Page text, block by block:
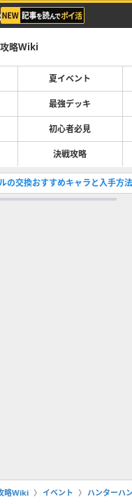
略Wiki
夏イベント
最強デッキ
初心者必見
決戦攻略
の交換おすすめキャラと入手方法
略Wiki イベント ハンターハ